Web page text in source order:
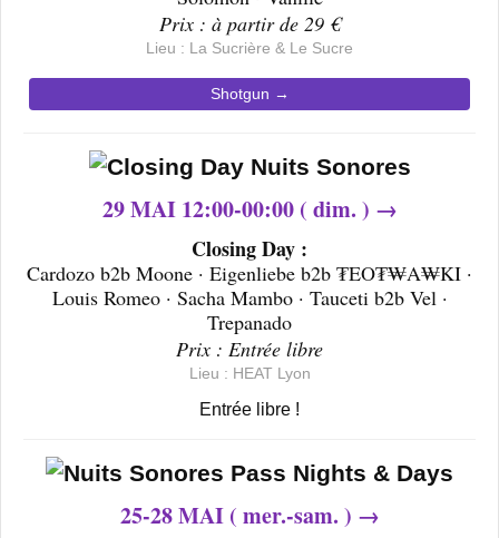
Prix : à partir de 29 €
Lieu : La Sucrière & Le Sucre
Shotgun →
29 MAI 12:00-00:00 ( dim. ) →
Closing Day :
Cardozo b2b Moone · Eigenliebe b2b ₮EO₮₩A₩KI ·
Louis Romeo · Sacha Mambo · Tauceti b2b Vel ·
Trepanado
Prix : Entrée libre
Lieu : HEAT Lyon
Entrée libre !
25-28 MAI ( mer.-sam. ) →